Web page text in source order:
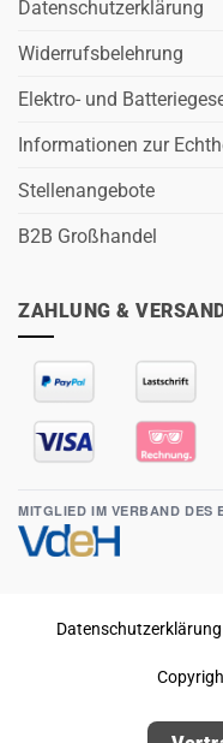
Datenschutzerklärung
Widerrufsbelehrung
Elektro- und
Informationen zur
Stellenangebote
B2B Großhandel
ZAHLUNG &
MITGLIED IM VERBAND DES
Datenschutzerklärung